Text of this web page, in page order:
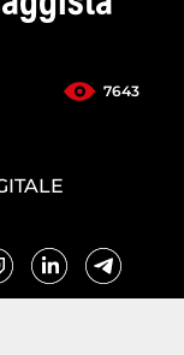
7643